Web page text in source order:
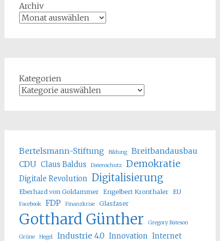
Archiv
Kategorien
Bertelsmann-Stiftung Bildung
Breitbandausbau
CDU Claus Baldus Datenschutz Demokratie
Digitale Revolution Digitalisierung
Eberhard von Goldammer Engelbert Kronthaler EU
Facebook FDP Finanzkrise Glasfaser
Gotthard Günther Gregory Bateson
Grüne Hegel Industrie 4.0 Innovation Internet